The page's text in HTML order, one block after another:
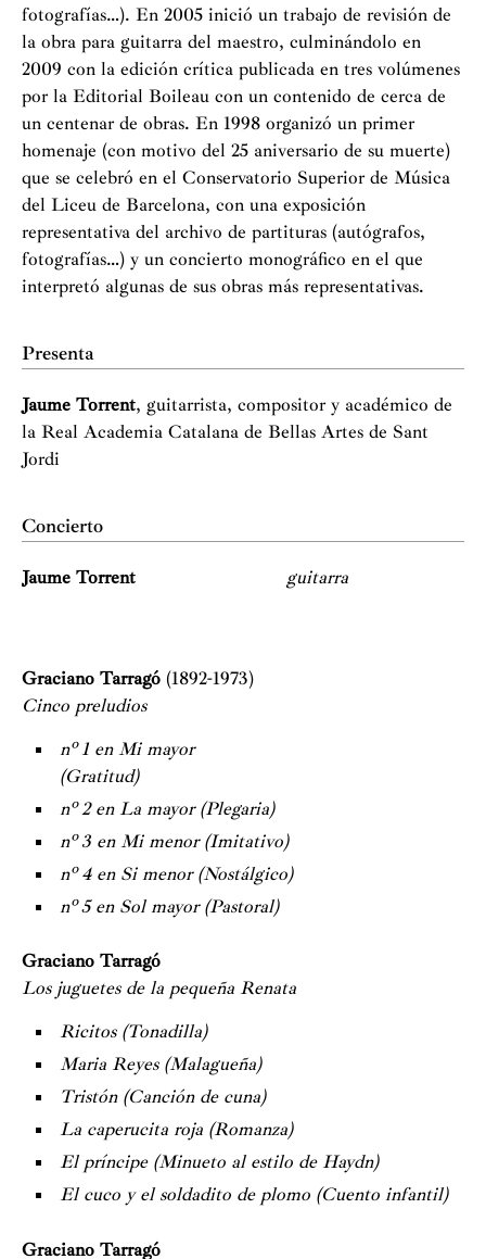
fotografías…). En 2005 inició un trabajo de revisión de
la obra para guitarra del maestro, culminándolo en
2009 con la edición crítica publicada en tres volúmenes
por la Editorial Boileau con un contenido de cerca de
un centenar de obras. En 1998 organizó un primer
homenaje (con motivo del 25 aniversario de su muerte)
que se celebró en el Conservatorio Superior de Música
del Liceu de Barcelona, con una exposición
representativa del archivo de partituras (autógrafos,
fotografías…) y un concierto monográfico en el que
interpretó algunas de sus obras más representativas.
Presenta
Jaume Torrent, guitarrista, compositor y académico de
la Real Academia Catalana de Bellas Artes de Sant
Jordi
Concierto
Jaume Torrent guitarra
Graciano Tarragó (1892-1973)
Cinco preludios
nº 1 en Mi mayor
(Gratitud)
nº 2 en La mayor (Plegaria)
nº 3 en Mi menor (Imitativo)
nº 4 en Si menor (Nostálgico)
nº 5 en Sol mayor (Pastoral)
Graciano Tarragó
Los juguetes de la pequeña Renata
Ricitos (Tonadilla)
Maria Reyes (Malagueña)
Tristón (Canción de cuna)
La caperucita roja (Romanza)
El príncipe (Minueto al estilo de Haydn)
El cuco y el soldadito de plomo (Cuento infantil)
Graciano Tarragó